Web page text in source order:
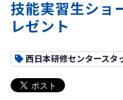
技能実習生ショ
レゼント
西日本研修センタースタ